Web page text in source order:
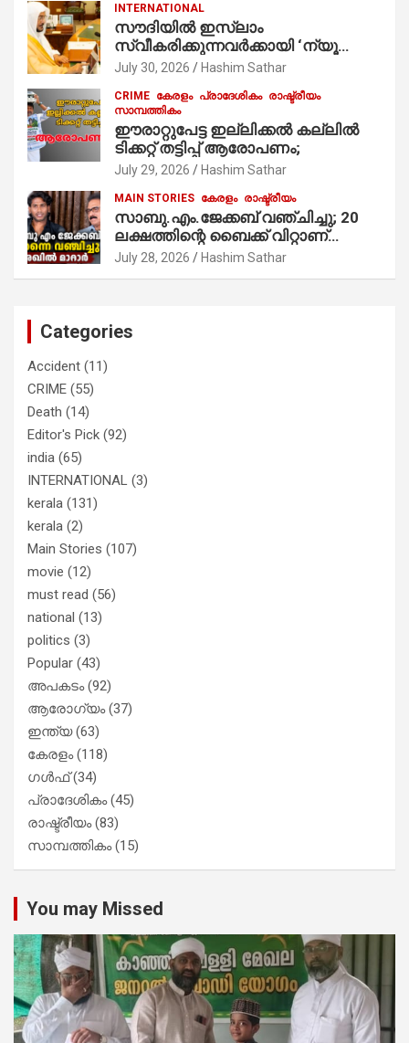
കുര്യൻ താമരശ്ശേരി
നിർവഹിക്കുന്നു.
INTERNATIONAL
സൗദിയില്‍ ഇസ്‌ലാം
സ്വീകരിക്കുന്നവര്‍ക്കായി ‘ന്യൂ
മുസ്ലിം’ ഡിജിറ്റല്‍ കാര്‍ഡ് സേവനം
July 30, 2026 Hashim Sathar
CRIME കേരളം പ്രാദേശികം രാഷ്ട്രീയം
സാമ്പത്തികം
ഈരാറ്റുപേട്ട ഇല്ലിക്കൽ കല്ലിൽ
ടിക്കറ്റ് തട്ടിപ്പ് ആരോപണം;
July 29, 2026 Hashim Sathar
MAIN STORIES കേരളം രാഷ്ട്രീയം
സാബു.എം.ജേക്കബ് വഞ്ചിച്ചു; 20
ലക്ഷത്തിന്റെ ബൈക്ക് വിറ്റാണ്
തൃക്കാക്കരയില്‍ മത്സരിച്ചത്!
നേട്ടത്തിനുള്ള പാര്‍ട്ടി; ഇപ്പോള്‍
July 28, 2026 Hashim Sathar
Categories
Accident (11)
CRIME (55)
Death (14)
Editor's Pick (92)
india (65)
INTERNATIONAL (3)
kerala (131)
kerala (2)
Main Stories (107)
movie (12)
must read (56)
national (13)
politics (3)
Popular (43)
അപകടം(92)
ആരോഗ്യം(37)
ഇന്ത്യ(63)
കേരളം(118)
ഗൾഫ്(34)
പ്രാദേശികം(45)
രാഷ്ട്രീയം(83)
സാമ്പത്തികം(15)
You may Missed